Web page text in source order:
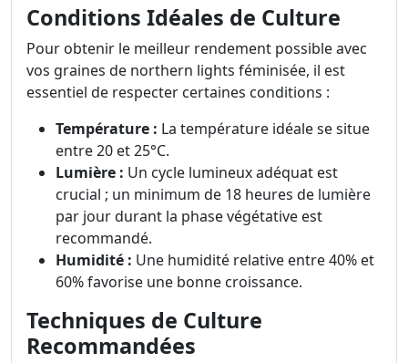
Conditions Idéales de Culture
Pour obtenir le meilleur rendement possible avec
vos graines de northern lights féminisée, il est
essentiel de respecter certaines conditions :
Température : La température idéale se situe
entre 20 et 25°C.
Lumière : Un cycle lumineux adéquat est
crucial ; un minimum de 18 heures de lumière
par jour durant la phase végétative est
recommandé.
Humidité : Une humidité relative entre 40% et
60% favorise une bonne croissance.
Techniques de Culture
Recommandées